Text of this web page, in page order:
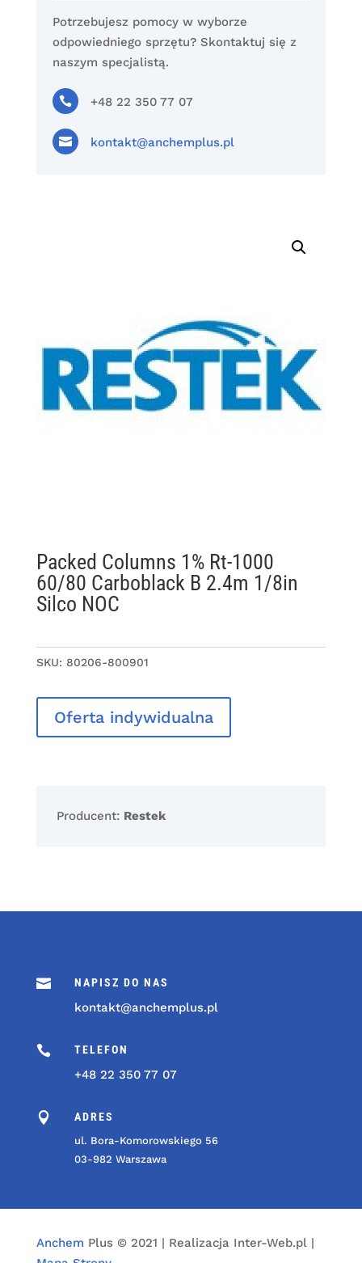
Potrzebujesz pomocy w wyborze
odpowiedniego sprzętu? Skontaktuj się z
naszym specjalistą.
 +48 22 350 77 07
 kontakt@anchemplus.pl
Packed Columns 1% Rt-1000
60/80 Carboblack B 2.4m 1/8in
Silco NOC
SKU: 80206-800901
Oferta indywidualna
Producent: Restek
 NAPISZ DO NAS
kontakt@anchemplus.pl
 TELEFON
+48 22 350 77 07
 ADRES
ul. Bora-Komorowskiego 56
03-982 Warszawa
Anchem Plus © 2021 | Realizacja Inter-Web.pl |